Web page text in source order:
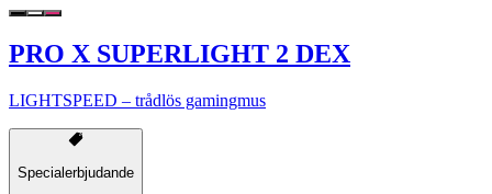
PRO X SUPERLIGHT 2 DEX
LIGHTSPEED – trådlös gamingmus
Specialerbjudande